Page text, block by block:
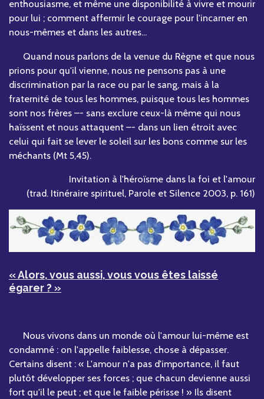
enthousiasme, et même une disponibilité à vivre et mourir
pour lui ; comment affermir le courage pour l'incarner en
nous-mêmes et dans les autres...
Quand nous parlons de la venue du Règne et que nous
prions pour qu'il vienne, nous ne pensons pas à une
discrimination par la race ou par le sang, mais à la
fraternité de tous les hommes, puisque tous les hommes
sont nos frères –- sans exclure ceux-là même qui nous
haïssent et nous attaquent –- dans un lien étroit avec
celui qui fait se lever le soleil sur les bons comme sur les
méchants (Mt 5,45).
Invitation à l'héroïsme dans la foi et l'amour
(trad. Itinéraire spirituel, Parole et Silence 2003, p. 161)
« Alors, vous aussi, vous vous êtes laissé
égarer ? »
Nous vivons dans un monde où l'amour lui-même est
condamné : on l'appelle faiblesse, chose à dépasser.
Certains disent : « L'amour n'a pas d'importance, il faut
plutôt développer ses forces ; que chacun devienne aussi
fort qu'il le peut ; et que le faible périsse ! » Ils disent